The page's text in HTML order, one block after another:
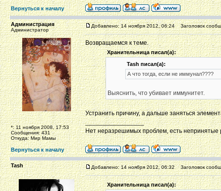
Вернуться к началу
Администрация
Администратор
*: 11 ноября 2008, 17:53
Сообщения: 431
Откуда: Мир Мамы
Добавлено: 14 ноября 2012, 06:24 Заголовок
Возвращаемся к теме.
Хранительница писал(а):
Tash писал(а):
А что тогда, если не иммунал????
Выяснить, что убивает иммунитет.
Устранить причину, а дальше заняться
_________________
Нет неразрешимых проблем, есть непринятые
Вернуться к началу
Tash Добавлено: 14 ноября 2012, 06:32 Заголовок
Хранительница писал(а):